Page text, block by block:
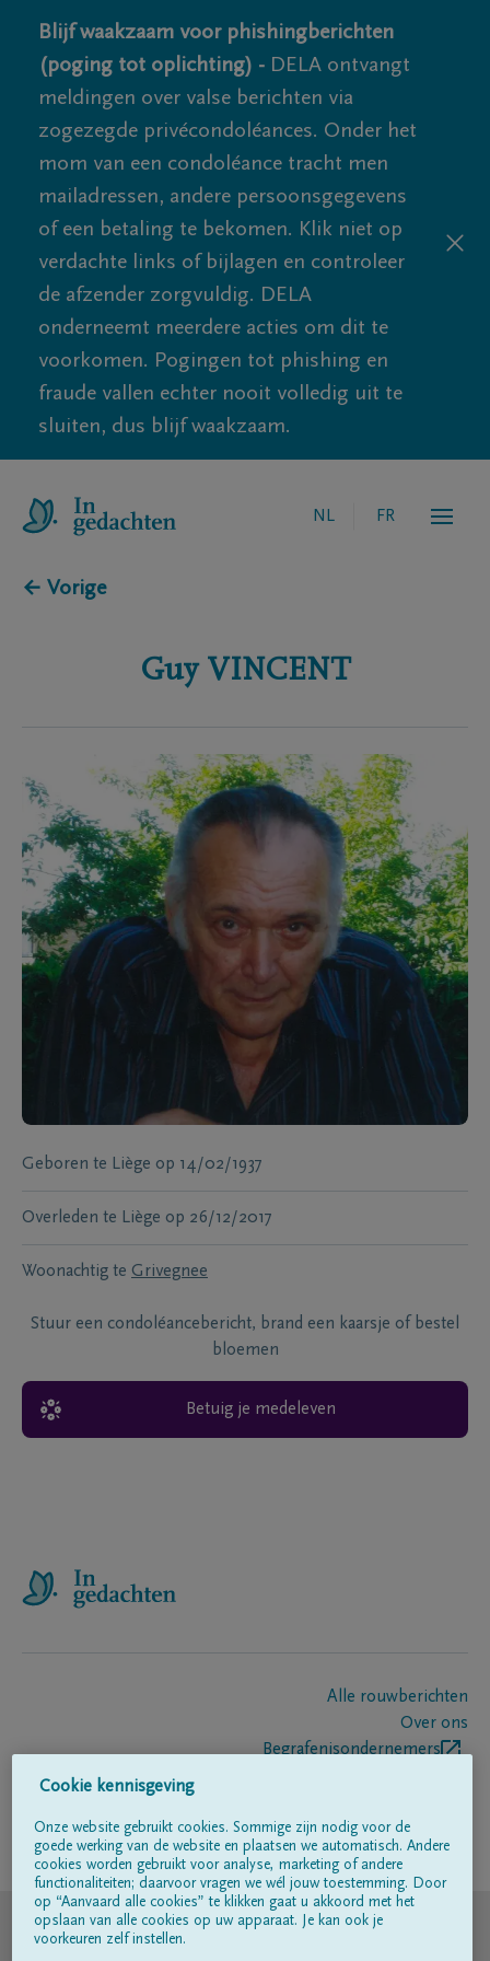
Blijf waakzaam voor phishingberichten
(poging tot oplichting) - DELA ontvangt
meldingen over valse berichten via
zogezegde privécondoléances. Onder het
mom van een condoléance tracht men
mailadressen, andere persoonsgegevens
of een betaling te bekomen. Klik niet op
verdachte links of bijlagen en controleer
de afzender zorgvuldig. DELA
onderneemt meerdere acties om dit te
voorkomen. Pogingen tot phishing en
fraude vallen echter nooit volledig uit te
sluiten, dus blijf waakzaam.
NL FR
← Vorige
Guy VINCENT
Geboren te Liège op 14/02/1937
Overleden te Liège op 26/12/2017
Woonachtig te Grivegnee
Stuur een condoléancebericht, brand een kaarsje of bestel
bloemen
Betuig je medeleven
Alle rouwberichten
Over ons
Begrafenisondernemers
Volg ons op
© DELA
Cookie kennisgeving
Onze website gebruikt cookies. Sommige zijn nodig voor de
goede werking van de website en plaatsen we automatisch. Andere
cookies worden gebruikt voor analyse, marketing of andere
functionaliteiten; daarvoor vragen we wél jouw toestemming. Door
op “Aanvaard alle cookies” te klikken gaat u akkoord met het
opslaan van alle cookies op uw apparaat. Je kan ook je
voorkeuren zelf instellen.